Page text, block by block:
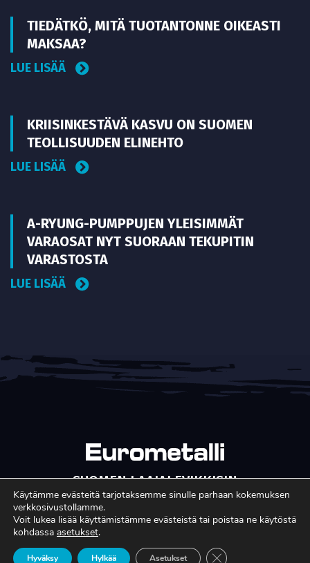
TIEDÄTKÖ, MITÄ TUOTANTONNE OIKEASTI
MAKSAA?
LUE LISÄÄ
KRIISINKESTÄVÄ KASVU ON SUOMEN
TEOLLISUUDEN ELINEHTO
LUE LISÄÄ
A-RYUNG-PUMPPUJEN YLEISIMMÄT
VARAOSAT NYT SUORAAN TEKUPITIN
VARASTOSTA
LUE LISÄÄ
SUOMEN LAAJALEVIKKISIN
METALLITEOLLISUUDEN ERIKOISLEHTI
Copyright © Faktavisa Oy / Eurometalli 2017. All Rights
Reserved. · Toteutus:
Käytämme evästeitä tarjotaksemme sinulle parhaan kokemuksen
verkkosivustollamme.
Voit lukea lisää käyttämistämme evästeistä tai poistaa ne käytöstä
kohdassa asetukset.
Hyväksy Hylkää Asetukset Sulje evästebanneri